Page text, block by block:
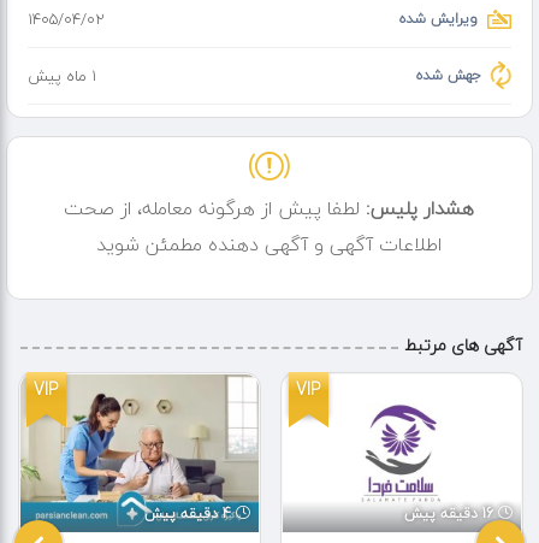
ویرایش شده ۱۴۰۵/۰۴/۰۲
جهش شده 1 ماه پیش
هشدار پلیس: لطفا پیش از هرگونه معامله، از صحت
اطلاعات آگهی و آگهی دهنده مطمئن شوید
آگهی های مرتبط
VIP
4 دقیقه پیش
VIP
16 دقیقه پیش